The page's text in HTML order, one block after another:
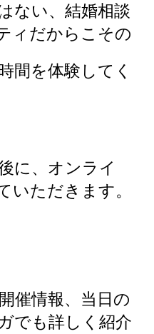
ない、結婚相談
ィだからこその
間を体験してく
に、オンライ
いただきます。
催情報、当日の
でも詳しく紹介